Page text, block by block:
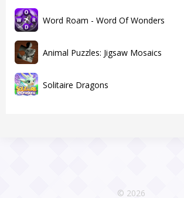
Word Roam - Word Of Wonders
Animal Puzzles: Jigsaw Mosaics
Solitaire Dragons
© 2026